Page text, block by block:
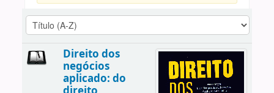
Direito dos
negócios
aplicado: do